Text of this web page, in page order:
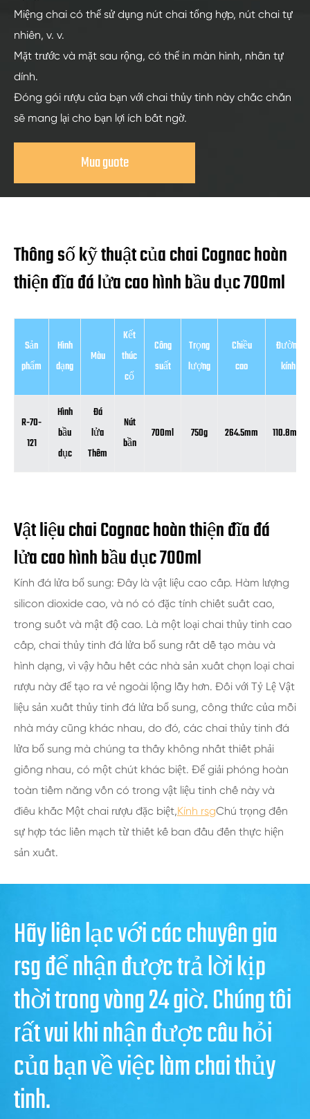
Miệng chai có thể sử dụng nút chai tổng hợp, nút chai tự
nhiên, v. v.
Mặt trước và mặt sau rộng, có thể in màn hình, nhãn tự
dính.
Đóng gói rượu của bạn với chai thủy tinh này chắc chắn
sẽ mang lại cho bạn lợi ích bất ngờ.
Mua guote
Thông số kỹ thuật của chai Cognac hoàn
thiện đĩa đá lửa cao hình bầu dục 700ml
Sản
phẩm
Hình
dạng
Màu
Kết
thúc
cổ
Công
suất
Trọng
lượng
Chiều
cao
Đường
kính
R-70-
121
Hình
bầu
dục
Đá
lửa
Thêm
Nút
bần
700ml 750g 264.5mm 110.8mm
Vật liệu chai Cognac hoàn thiện đĩa đá
lửa cao hình bầu dục 700ml
Kính đá lửa bổ sung: Đây là vật liệu cao cấp. Hàm lượng
silicon dioxide cao, và nó có đặc tính chiết suất cao,
trong suốt và mật độ cao. Là một loại chai thủy tinh cao
cấp, chai thủy tinh đá lửa bổ sung rất dễ tạo màu và
hình dạng, vì vậy hầu hết các nhà sản xuất chọn loại chai
rượu này để tạo ra vẻ ngoài lộng lẫy hơn. Đối với Tỷ Lệ Vật
liệu sản xuất thủy tinh đá lửa bổ sung, công thức của mỗi
nhà máy cũng khác nhau, do đó, các chai thủy tinh đá
lửa bổ sung mà chúng ta thấy không nhất thiết phải
giống nhau, có một chút khác biệt. Để giải phóng hoàn
toàn tiềm năng vốn có trong vật liệu tinh chế này và
điêu khắc Một chai rượu đặc biệt,Kính rsgChú trọng đến
sự hợp tác liền mạch từ thiết kế ban đầu đến thực hiện
sản xuất.
Hãy liên lạc với các chuyên gia
rsg để nhận được trả lời kịp
thời trong vòng 24 giờ. Chúng tôi
rất vui khi nhận được câu hỏi
của bạn về việc làm chai thủy
tinh.